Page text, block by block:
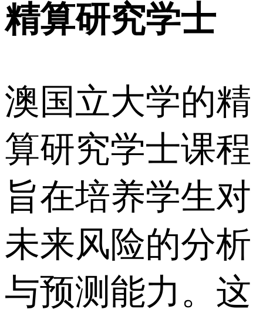
精算研究学士
澳国立大学的精
算研究学士课程
旨在培养学生对
未来风险的分析
与预测能力。这